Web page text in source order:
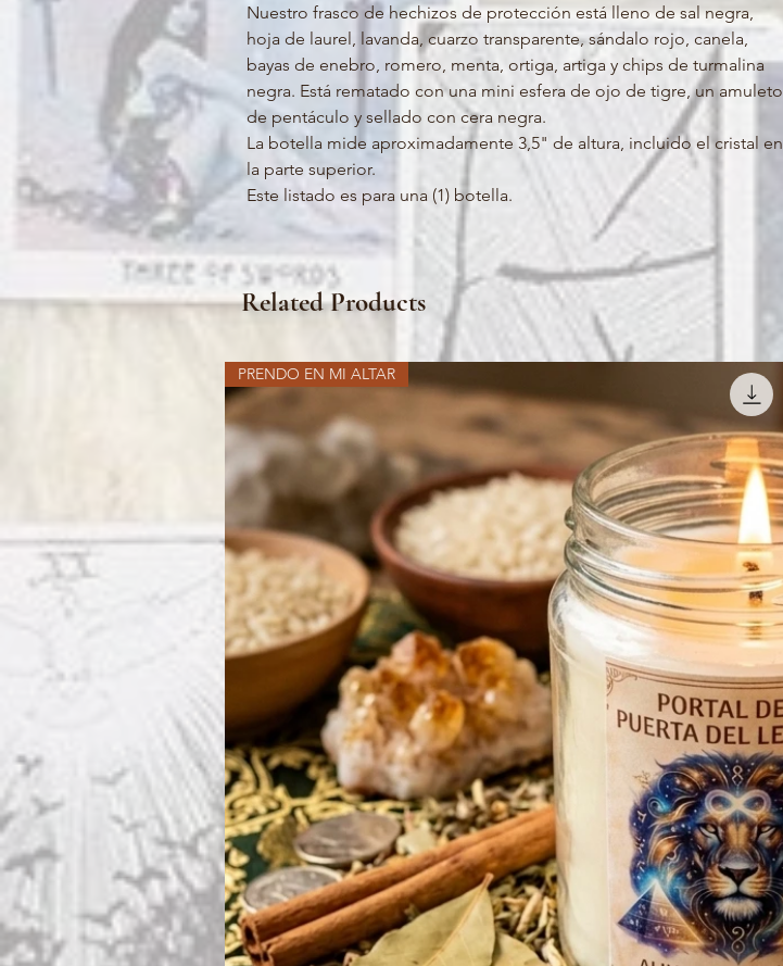
Nuestro frasco de hechizos de protección está lleno de sal negra,
hoja de laurel, lavanda, cuarzo transparente, sándalo rojo, canela,
bayas de enebro, romero, menta, ortiga, artiga y chips de turmalina
negra. Está rematado con una mini esfera de ojo de tigre, un amuleto
de pentáculo y sellado con cera negra.
La botella mide aproximadamente 3,5" de altura, incluido el cristal en
la parte superior.
Este listado es para una (1) botella.
Related Products
PRENDO EN MI ALTAR